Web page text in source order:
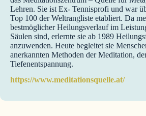
Lehren. Sie ist Ex- Tennisprofi und war
Top 100 der Weltrangliste etabliert. Da
bestmöglicher Heilungsverlauf im
Säulen sind, erlernte sie ab 1989
anzuwenden. Heute begleitet sie
anerkannten Methoden der Meditation,
Tiefenentspannung.
https://www.meditationsquelle.at/